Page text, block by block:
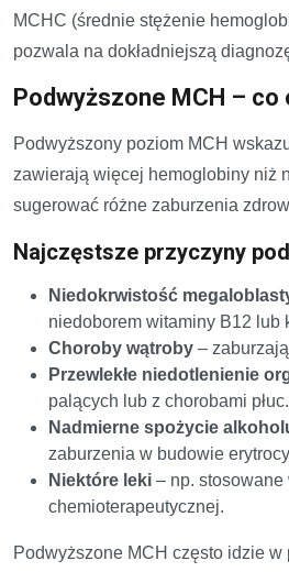
MCHC (średnie stężenie
pozwala na dokładniejszą
Podwyższone MCH – co
Podwyższony poziom MCH
zawierają więcej hemoglobiny niż
sugerować różne zaburzenia
Najczęstsze przyczyny
Niedokrwistość
niedoborem witaminy B12 lub
Choroby wątroby –
Przewlekłe niedotlenienie
palących lub z chorobami płuc.
Nadmierne spożycie
zaburzenia w budowie
Niektóre leki – np. stosowane
chemioterapeutycznej.
Podwyższone MCH często idzie